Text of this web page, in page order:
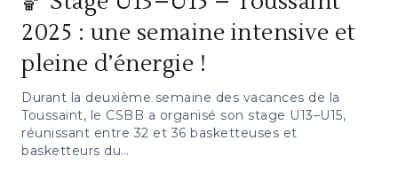
2025 : une semaine intensive et
pleine d’énergie !
Durant la deuxième semaine des vacances de la
Toussaint, le CSBB a organisé son stage U13–U15,
réunissant entre 32 et 36 basketteuses et
basketteurs du…